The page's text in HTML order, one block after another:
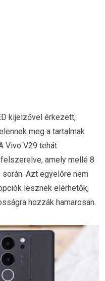
kijelzővel érkezett,
meg a tartalmak
Vivo V29 tehát
amely mellé 8
Azt egyelőre nem
lesznek elérhetők,
hozzák hamarosan.